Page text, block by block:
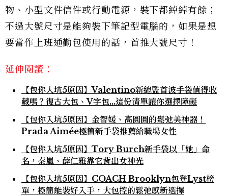
物、小型文件信件或行動電源，裝下都綽綽有餘；
不過大號尺寸是能夠裝下筆記型電腦的，如果是想
要當作上班通勤包使用的話，首推大號尺寸！
延伸閱讀：
【包你入坑5原因】Valentino新總監首波手袋值得收
藏嗎？復古大包、V字包…這份清單讓你選擇障礙
【包你入坑5原因】金智媛、高圓圓的鬆弛美神器！
Prada Aimée極簡新手袋推薦給職場女性
【包你入坑5原因】Tory Burch新手袋以「她」命
名，秦嵐、薛仁雅靠它背出女神光
【包你入坑5原因】COACH Brooklyn包登Lyst榜
單，極簡能裝好入手，大包控的鬆弛感新選擇